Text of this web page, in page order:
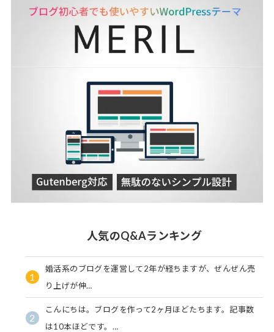
人気のQ&Aランキング
1
婚活系のブログを運営して2年が経ちますが、ぜんぜん売
り上げが伸…
2
こんにちは。ブログを作って2ヶ月ほどたちます。記事数
は10本ほどです。…